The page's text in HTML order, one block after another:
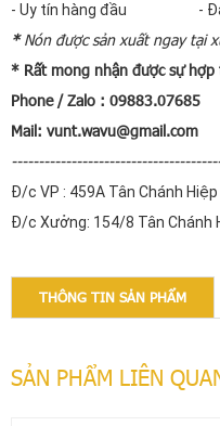
- Uy tín hàng đầu - Đảm
*Nón được sản xuất ngay tại
* Rất mong nhận được sự hợp
Phone / Zalo : 09883.07685
Mail: vunt.wavu@gmail.com
Đ/c VP : 459A Tân Chánh Hiệp
Đ/c Xưởng: 154/8 Tân Chánh
THÔNG TIN SẢN PHẨM
SẢN PHẨM LIÊN